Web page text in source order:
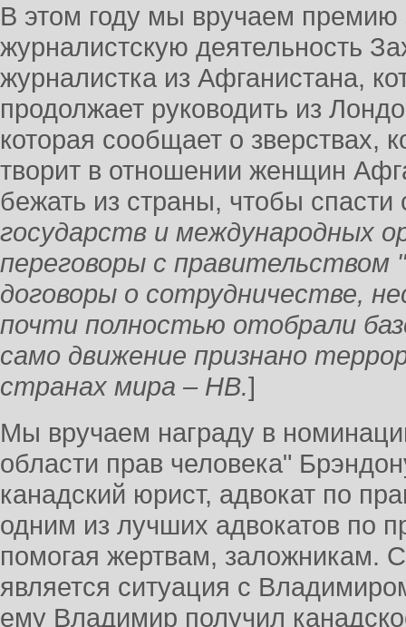
В этом году мы вручаем
журналистскую деятельность
журналистка из Афганистана,
продолжает руководить из
которая сообщает о зверствах,
творит в отношении женщин
бежать из страны, чтобы
государств и международных
переговоры с правительством
договоры о сотрудничестве,
почти полностью отобрали
само движение признано
странах мира – НВ.]
Мы вручаем награду в
области прав человека"
канадский юрист, адвокат по
одним из лучших адвокатов по
помогая жертвам, заложникам.
является ситуация с
ему Владимир получил